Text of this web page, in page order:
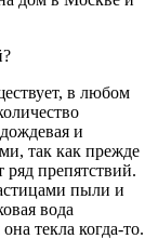
в любом
и
так как прежде
ряд препятствий.
пыли и
вода
текла когда-то.